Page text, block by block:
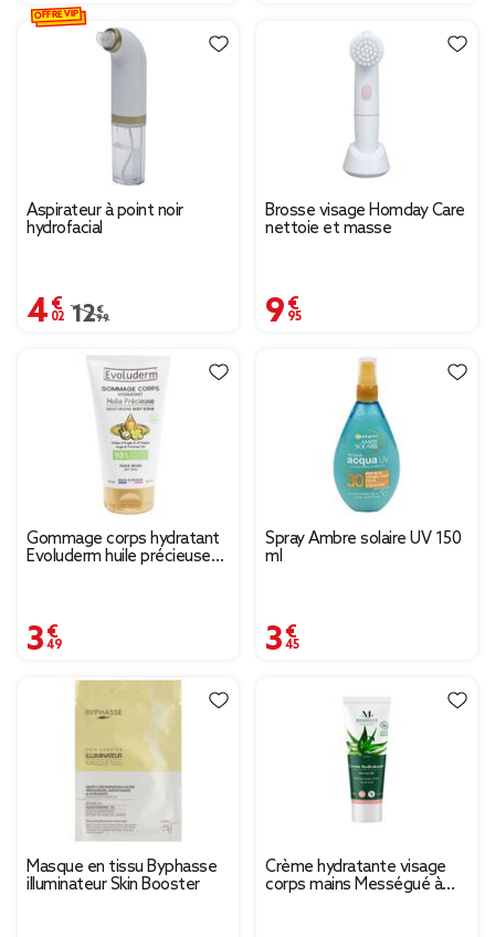
Aspirateur à point noir
hydrofacial
4,02 €
Prix remisé de 12,99 € à 4,02 €
12,99 €
OFFRE VIP
Brosse visage Homday Care
nettoie et masse
9,95 €
Gommage corps hydratant
Evoluderm huile précieuse
3,49 €
Spray Ambre solaire UV 150
ml
3,45 €
Masque en tissu Byphasse
illuminateur Skin Booster
Crème hydratante visage
corps mains Mességué à